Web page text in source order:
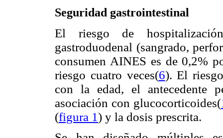
Seguridad gastrointestinal
El riesgo de
gastroduodenal (sangrado,
consumen AINES es de 0,2%
riesgo cuatro veces(6). El
con la edad, el antecedente
asociación con glucocorticoides(
(figura 1) y la dosis prescrita.